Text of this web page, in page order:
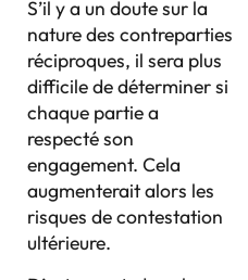
S’il y a un doute sur la
nature des contreparties
réciproques, il sera plus
difficile de déterminer si
chaque partie a
respecté son
engagement. Cela
augmenterait alors les
risques de contestation
ultérieure.